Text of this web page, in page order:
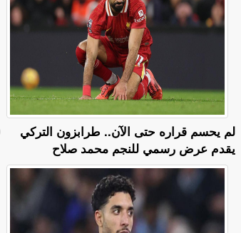
لم يحسم قراره حتى الآن.. طرابزون التركي
يقدم عرض رسمي للنجم محمد صلاح